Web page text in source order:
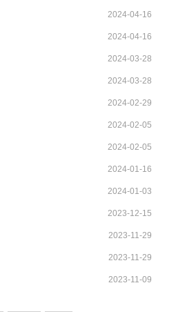
2024-04-16
2024-04-16
2024-03-28
2024-03-28
2024-02-29
2024-02-05
2024-02-05
2024-01-16
2024-01-03
2023-12-15
2023-11-29
2023-11-29
2023-11-09